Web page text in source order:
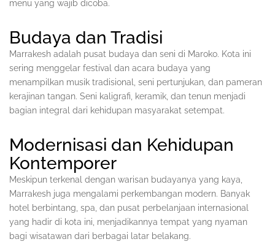
menu yang wajib dicoba.
Budaya dan Tradisi
Marrakesh adalah pusat budaya dan seni di Maroko. Kota ini
sering menggelar festival dan acara budaya yang
menampilkan musik tradisional, seni pertunjukan, dan pameran
kerajinan tangan. Seni kaligrafi, keramik, dan tenun menjadi
bagian integral dari kehidupan masyarakat setempat.
Modernisasi dan Kehidupan
Kontemporer
Meskipun terkenal dengan warisan budayanya yang kaya,
Marrakesh juga mengalami perkembangan modern. Banyak
hotel berbintang, spa, dan pusat perbelanjaan internasional
yang hadir di kota ini, menjadikannya tempat yang nyaman
bagi wisatawan dari berbagai latar belakang.